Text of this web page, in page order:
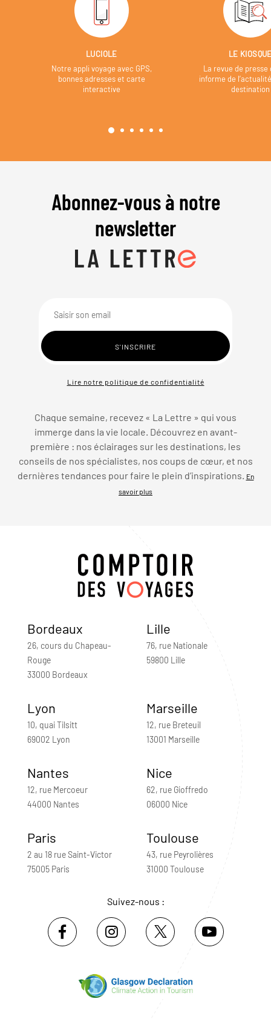
LUCIOLE
Notre appli voyage avec GPS,
bonnes adresses et carte
interactive
LE
La revue de presse
informe de
destination
Abonnez-vous à notre
newsletter
Lire notre politique de confidentialité
Chaque semaine, recevez « La Lettre » qui vous
immerge dans la vie locale. Découvrez en avant-
première : nos éclairages sur les destinations, les
conseils de nos spécialistes, nos coups de cœur, et nos
dernières tendances pour faire le plein d’inspirations. En
savoir plus
Bordeaux
26, cours du Chapeau-
Rouge
33000 Bordeaux
Lille
76, rue Nationale
59800 Lille
Lyon
10, quai Tilsitt
69002 Lyon
Marseille
12, rue Breteuil
13001 Marseille
Nantes
12, rue Mercoeur
44000 Nantes
Nice
62, rue Gioffredo
06000 Nice
Paris
2 au 18 rue Saint-Victor
75005 Paris
Toulouse
43, rue Peyrolières
31000 Toulouse
Suivez-nous :